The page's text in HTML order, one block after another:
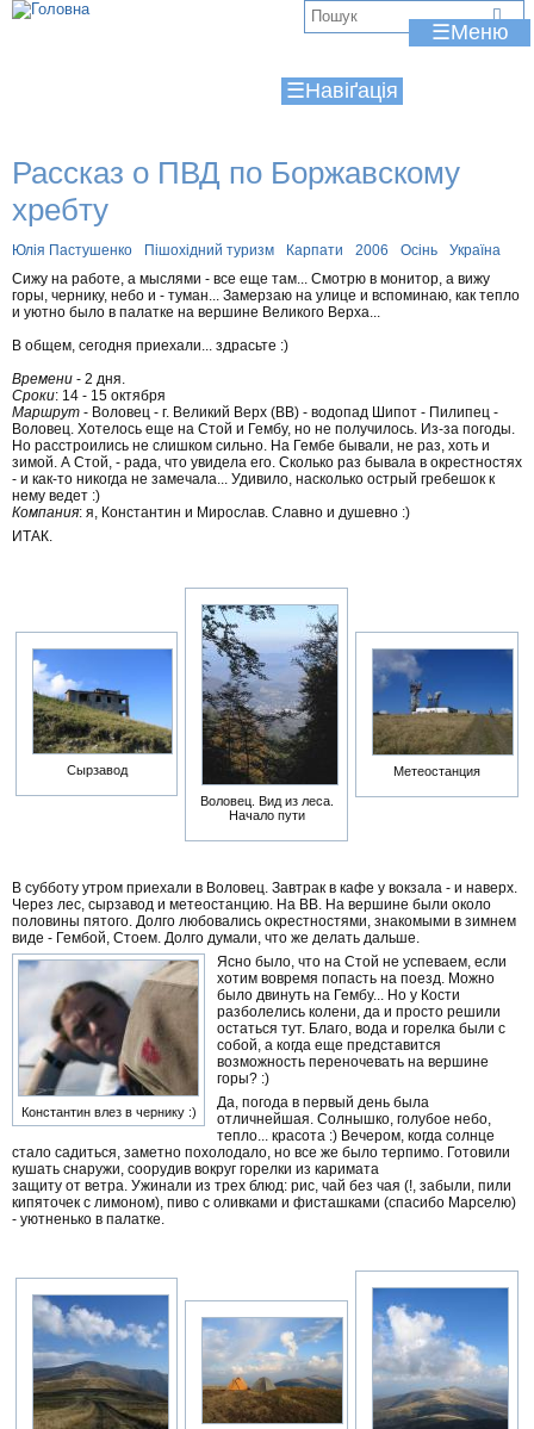
Jump to navigation
☰
☰
Рассказ о ПВД по Боржавскому
хребту
Юлія Пастушенко Пішохідний туризм Карпати 2006 Осінь
Україна
Сижу на работе, а мыслями - все еще там... Смотрю в монитор, а вижу
горы, чернику, небо и - туман... Замерзаю на улице и вспоминаю, как тепло
и уютно было в палатке на вершине Великого Верха...
В общем, сегодня приехали... здрасьте :)
Времени - 2 дня.
Сроки: 14 - 15 октября
Маршрут - Воловец - г. Великий Верх (ВВ) - водопад Шипот - Пилипец -
Воловец. Хотелось еще на Стой и Гембу, но не получилось. Из-за погоды.
Но расстроились не слишком сильно. На Гембе бывали, не раз, хоть и
зимой. А Стой, - рада, что увидела его. Сколько раз бывала в окрестностях
- и как-то никогда не замечала... Удивило, насколько острый гребешок к
нему ведет :)
Компания: я, Константин и Мирослав. Славно и душевно :)
ИТАК.
Сырзавод
Воловец. Вид из леса.
Начало пути
Метеостанция
В субботу утром приехали в Воловец. Завтрак в кафе у вокзала - и наверх.
Через лес, сырзавод и метеостанцию. На ВВ. На вершине были около
половины пятого. Долго любовались окрестностями, знакомыми в зимнем
виде - Гембой, Стоем. Долго думали, что же делать дальше.
Константин влез в чернику :)
Ясно было, что на Стой не успеваем, если
хотим вовремя попасть на поезд. Можно
было двинуть на Гембу... Но у Кости
разболелись колени, да и просто решили
остаться тут. Благо, вода и горелка были с
собой, а когда еще представится
возможность переночевать на вершине
горы? :)
Да, погода в первый день была
отличнейшая. Солнышко, голубое небо,
тепло... красота :) Вечером, когда солнце
стало садиться, заметно похолодало, но все же было терпимо. Готовили
кушать снаружи, соорудив вокруг горелки из каримата
защиту от ветра. Ужинали из трех блюд: рис, чай без чая (!, забыли, пили
кипяточек с лимоном), пиво с оливками и фисташками (спасибо Марселю)
- уютненько в палатке.